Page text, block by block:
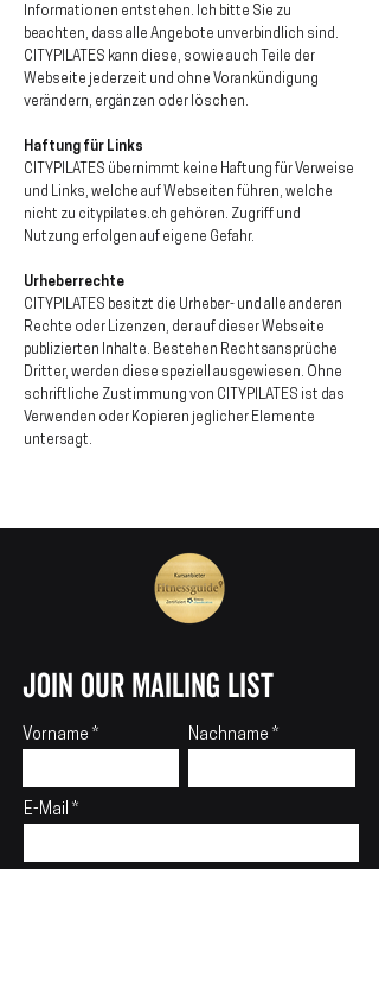
Informationen entstehen. Ich bitte Sie zu
beachten, dass alle Angebote unverbindlich sind.
CITYPILATES kann diese, sowie auch Teile der
Webseite jederzeit und ohne Vorankündigung
verändern, ergänzen oder löschen.
Haftung für Links
CITYPILATES übernimmt keine Haftung für Verweise
und Links, welche auf Webseiten führen, welche
nicht zu citypilates.ch gehören. Zugriff und
Nutzung erfolgen auf eigene Gefahr.
Urheberrechte
CITYPILATES besitzt die Urheber- und alle anderen
Rechte oder Lizenzen, der auf dieser Webseite
publizierten Inhalte. Bestehen Rechtsansprüche
Dritter, werden diese speziell ausgewiesen. Ohne
schriftliche Zustimmung von CITYPILATES ist das
Verwenden oder Kopieren jeglicher Elemente
untersagt.
join our mailing list
Vorname Nachname
E-Mail